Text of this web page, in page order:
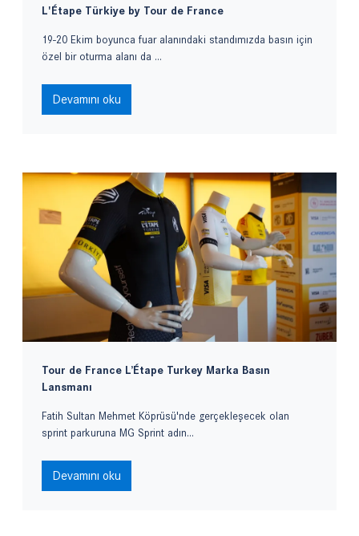
L'Étape Türkiye by Tour de France
19-20 Ekim boyunca fuar alanındaki standımızda basın için
özel bir oturma alanı da ...
Devamını oku
Tour de France L’Étape Turkey Marka Basın
Lansmanı
Fatih Sultan Mehmet Köprüsü'nde gerçekleşecek olan
sprint parkuruna MG Sprint adın...
Devamını oku